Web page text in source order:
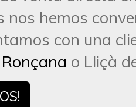
nos hemos
con una
o Lliçà